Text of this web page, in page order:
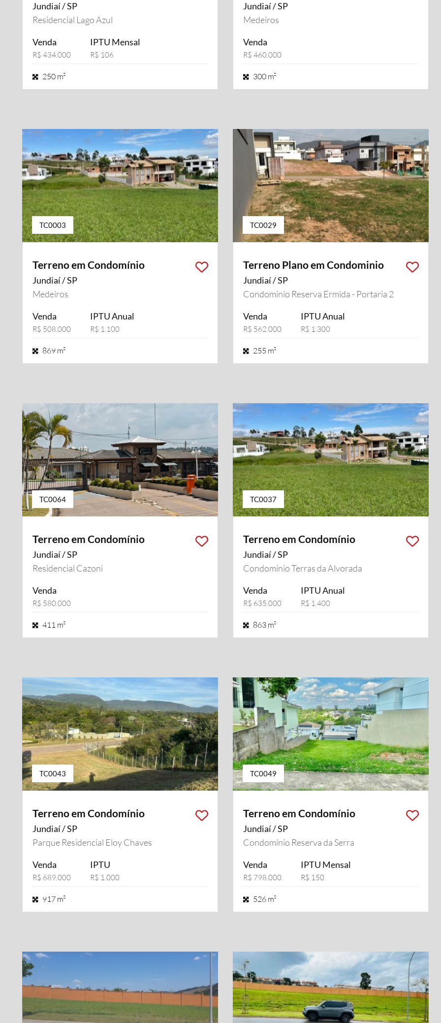
Jundiaí / SP
Residencial Lago Azul
Venda
R$ 434.000
IPTU Mensal
R$ 106
250 m²
Jundiaí / SP
Medeiros
Venda
R$ 460.000
300 m²
TC0003
Terreno em Condomínio
Jundiaí / SP
Medeiros
Venda
R$ 508.000
IPTU Anual
R$ 1.100
869 m²
TC0029
Terreno Plano em Condominio
Jundiaí / SP
Condomínio Reserva Ermida - Portaria 2
Venda
R$ 562.000
IPTU Anual
R$ 1.300
255 m²
TC0064
Terreno em Condomínio
Jundiaí / SP
Residencial Cazoni
Venda
R$ 580.000
411 m²
TC0037
Terreno em Condomínio
Jundiaí / SP
Condomínio Terras da Alvorada
Venda
R$ 635.000
IPTU Anual
R$ 1.400
863 m²
TC0043
Terreno em Condomínio
Jundiaí / SP
Parque Residencial Eloy Chaves
Venda
R$ 689.000
IPTU
R$ 1.000
917 m²
TC0049
Terreno em Condomínio
Jundiaí / SP
Condomínio Reserva da Serra
Venda
R$ 798.000
IPTU Mensal
R$ 150
526 m²